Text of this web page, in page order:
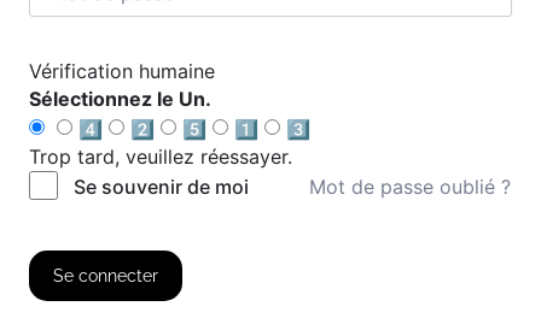
Vérification humaine
Sélectionnez le Un.
4️⃣
2️⃣ 5️⃣ 1️⃣
3️⃣
Trop tard, veuillez réessayer.
Se souvenir de moi
Mot de passe oublié ?
Se connecter